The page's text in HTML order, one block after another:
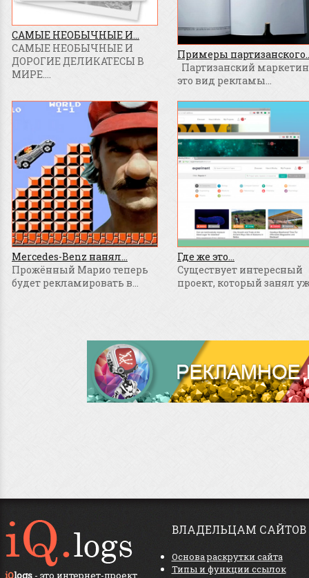
САМЫЕ НЕОБЫЧНЫЕ И...
САМЫЕ НЕОБЫЧНЫЕ И
ДОРОГИЕ ДЕЛИКАТЕСЫ В
МИРЕ....
Примеры
Партизанский
это вид рекламы...
Mercedes-Benz нанял...
Прожённый Марио теперь
будет рекламировать в...
Где же это...
Существует интересный
проект, который занял
iQlogs - это интернет-проект,
ВЛАДЕЛЬЦАМ САЙТОВ
Основа раскрутки сайта
Типы и функции ссылок